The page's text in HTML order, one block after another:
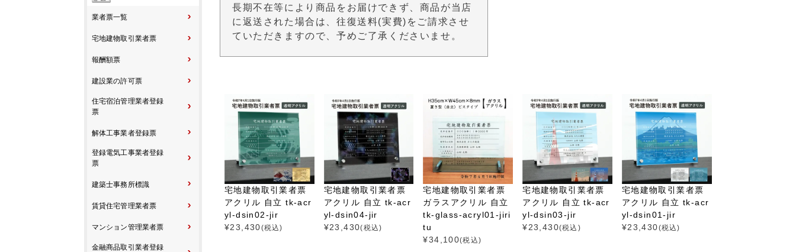
業者票一覧
宅地建物取引業者票
報酬額票
建設業の許可票
住宅宿泊管理業者登録
票
解体工事業者登録票
登録電気工事業者登録
票
建築士事務所標識
賃貸住宅管理業者票
マンション管理業者票
金融商品取引業者登録
長期不在等により商品をお届けできず、商品が当店
に返送された場合は、往復送料(実費)をご請求させ
ていただきますので、予めご了承くださいませ。
宅地建物取引業者票
アクリル 自立 tk-acr
yl-dsin02-jir
¥23,430(税込)
宅地建物取引業者票
アクリル 自立 tk-acr
yl-dsin04-jir
¥23,430(税込)
宅地建物取引業者票
ガラスアクリル 自立
tk-glass-acryl01-jiri
tu
¥34,100(税込)
宅地建物取引業者票
アクリル 自立 tk-acr
yl-dsin03-jir
¥23,430(税込)
宅地建物取引業者票
アクリル 自立 tk-acr
yl-dsin01-jir
¥23,430(税込)